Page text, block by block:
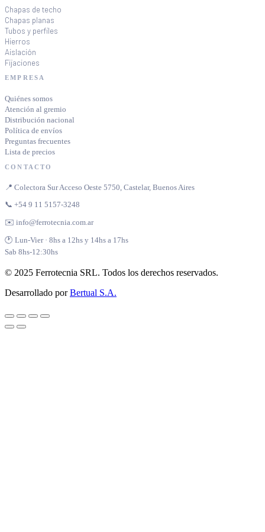
Chapas de techo
Chapas planas
Tubos y perfiles
Hierros
Aislación
Fijaciones
EMPRESA
Quiénes somos
Atención al gremio
Distribución nacional
Política de envíos
Preguntas frecuentes
Lista de precios
CONTACTO
📍 Colectora Sur Acceso Oeste 5750, Castelar, Buenos Aires
📞 +54 9 11 5157-3248
✉️ info@ferrotecnia.com.ar
🕐 Lun-Vier · 8hs a 12hs y 14hs a 17hs
Sab 8hs-12:30hs
© 2025 Ferrotecnia SRL. Todos los derechos reservados.
Desarrollado porBertual S.A.